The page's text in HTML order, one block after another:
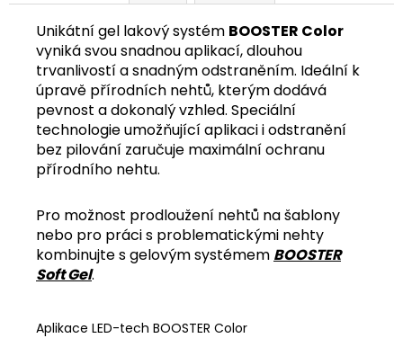
Unikátní gel lakový systém BOOSTER Color
vyniká svou snadnou aplikací, dlouhou
trvanlivostí a snadným odstraněním. Ideální k
úpravě přírodních nehtů, kterým dodává
pevnost a dokonalý vzhled. Speciální
technologie umožňující aplikaci i odstranění
bez pilování zaručuje maximální ochranu
přírodního nehtu.
Pro možnost prodloužení nehtů na šablony
nebo pro práci s problematickými nehty
kombinujte s gelovým systémem BOOSTER
Soft Gel.
Aplikace LED-tech BOOSTER Color